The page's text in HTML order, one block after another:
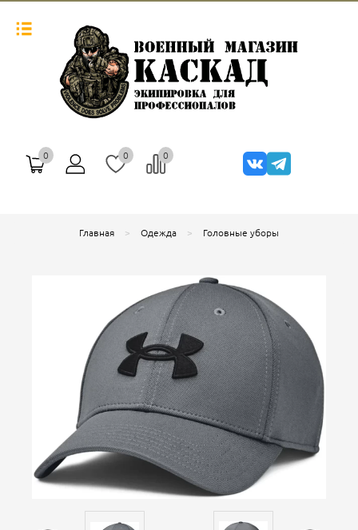
0 0 0
Главная Одежда Головные уборы